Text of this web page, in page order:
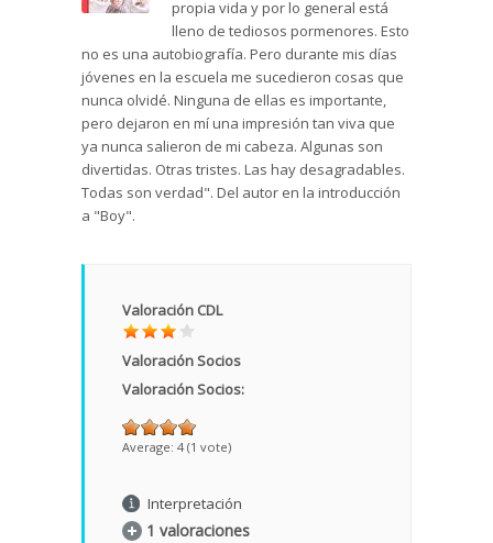
propia vida y por lo general está
lleno de tediosos pormenores. Esto
no es una autobiografía. Pero durante mis días
jóvenes en la escuela me sucedieron cosas que
nunca olvidé. Ninguna de ellas es importante,
pero dejaron en mí una impresión tan viva que
ya nunca salieron de mi cabeza. Algunas son
divertidas. Otras tristes. Las hay desagradables.
Todas son verdad". Del autor en la introducción
a "Boy".
Valoración CDL
Valoración Socios
Valoración Socios:
Average: 4 (1 vote)
Interpretación
1 valoraciones